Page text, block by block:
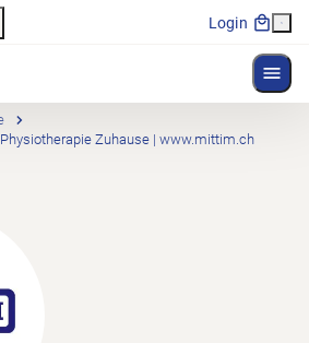
Login
Zuhause | www.mittim.ch